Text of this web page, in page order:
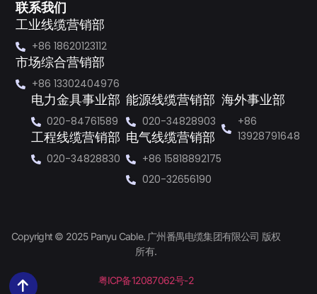
联系我们
工业线缆营销部
+86 18620123112
市场综合营销部
+86 13302404976
电力金具事业部
020-84761589
工程线缆营销部
020-34828830
能源线缆营销部
020-34828903
电气线缆营销部
+86 15818892175
020-32656190
海外事业部
+86
13928791648
Copyright © 2025 Panyu Cable. 广州番禺电缆集团有限公司 版权
所有.
粤ICP备12087062号-2